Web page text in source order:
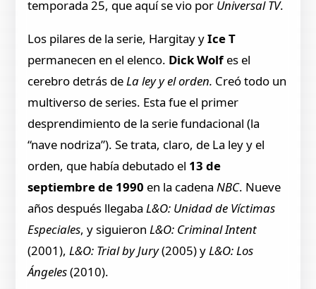
temporada 25, que aquí se vio por Universal TV.
Los pilares de la serie, Hargitay yIce T
permanecen en el elenco. Dick Wolf es el
cerebro detrás deLa ley y el orden. Creó todo un
multiverso de series. Esta fue el primer
desprendimiento de la serie fundacional (la
“nave nodriza”). Se trata, claro, de La ley y el
orden, que había debutado el 13 de
septiembre de 1990 en la cadenaNBC. Nueve
años después llegabaL&O: Unidad de Víctimas
Especiales, y siguieron L&O: Criminal Intent
(2001), L&O: Trial by Jury(2005) yL&O: Los
Ángeles(2010).